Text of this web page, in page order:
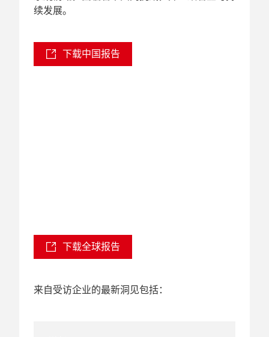
续发展。
下载中国报告
下载全球报告
来自受访企业的最新洞见包括：